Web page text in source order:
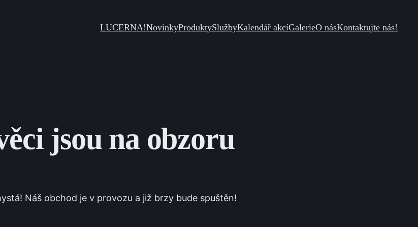
LUCERNA!NovinkyProduktySlužbyKalendář akcíGalerieO násKontaktujte nás!
jsou na obzoru
Náš obchod je v provozu a již brzy bude spuštěn!